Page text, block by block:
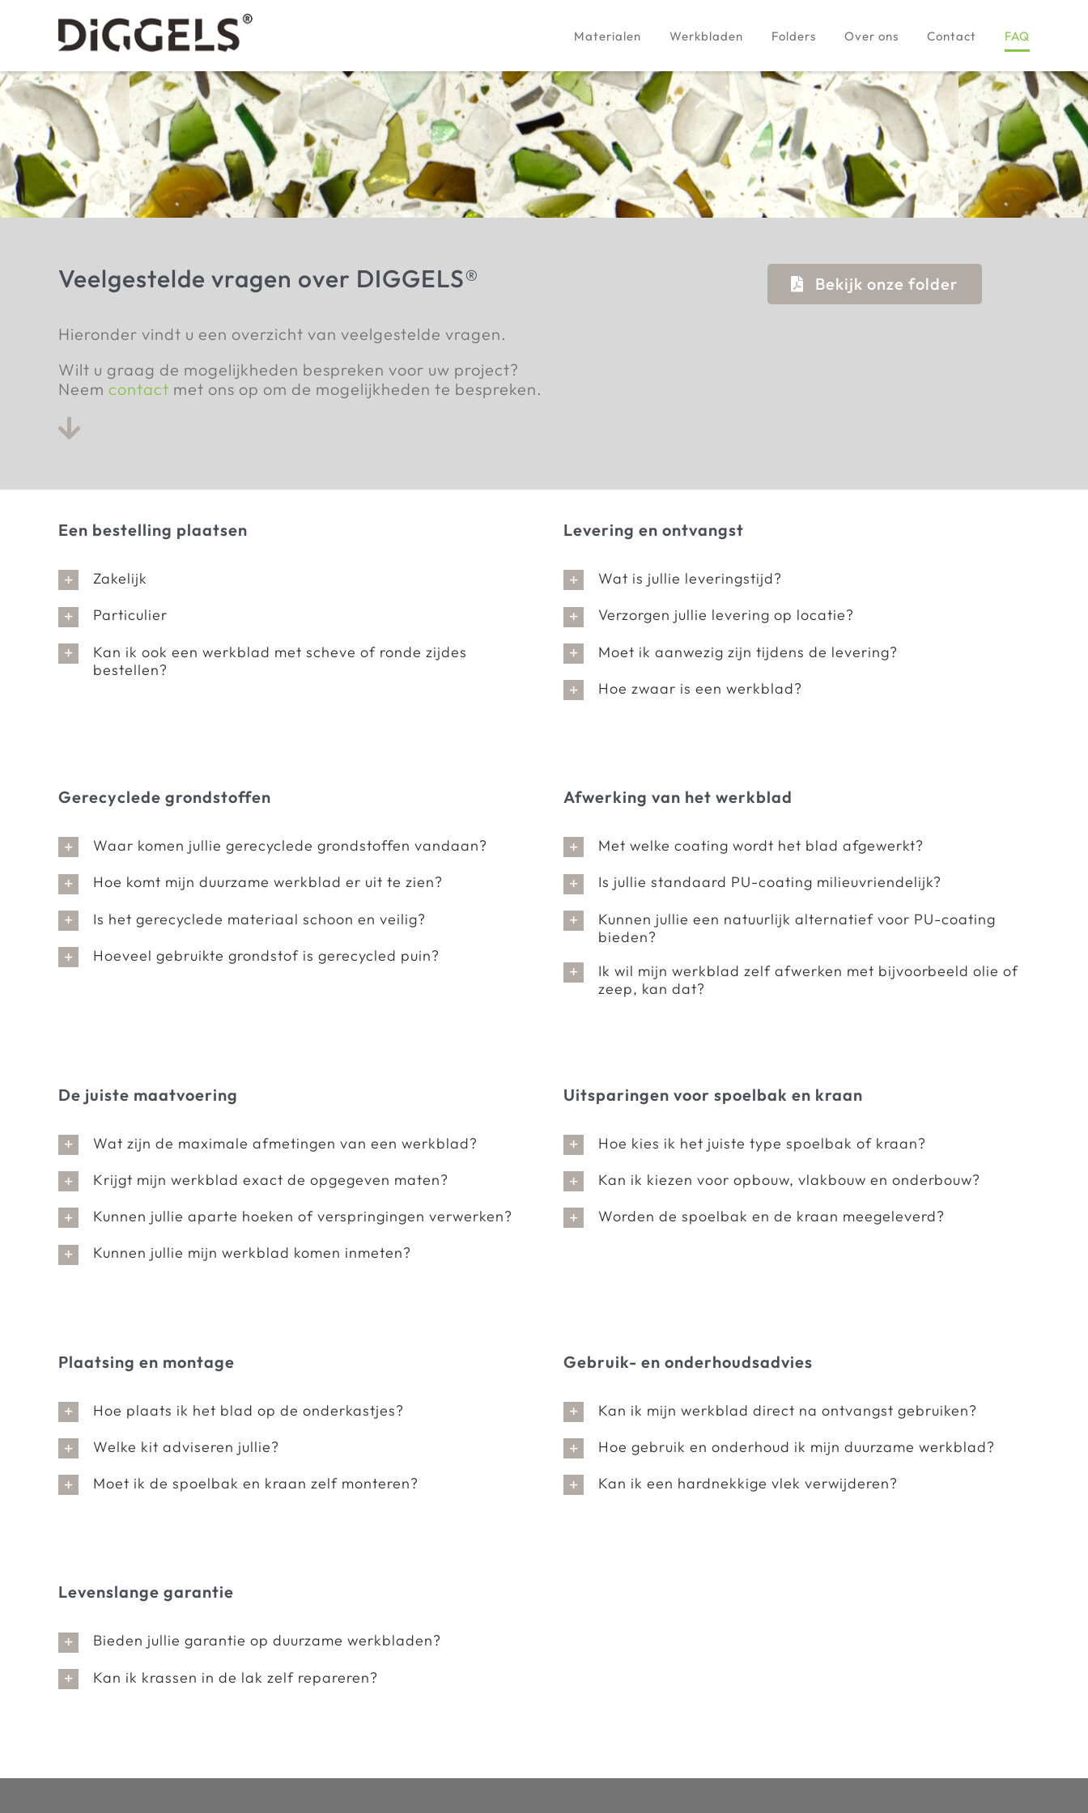
Materialen Werkbladen Folders Over ons Contact FAQ
Veelgestelde vragen over DIGGELS®
Hieronder vindt u een overzicht van veelgestelde vragen.
Wilt u graag de mogelijkheden bespreken voor uw project?
Neem contact met ons op om de mogelijkheden te bespreken.
Bekijk onze folder
Een bestelling plaatsen
Zakelijk
Particulier
Kan ik ook een werkblad met scheve of ronde zijdes
bestellen?
Levering en ontvangst
Wat is jullie leveringstijd?
Verzorgen jullie levering op locatie?
Moet ik aanwezig zijn tijdens de levering?
Hoe zwaar is een werkblad?
Gerecyclede grondstoffen
Waar komen jullie gerecyclede grondstoffen vandaan?
Hoe komt mijn duurzame werkblad er uit te zien?
Is het gerecyclede materiaal schoon en veilig?
Hoeveel gebruikte grondstof is gerecycled puin?
Afwerking van het werkblad
Met welke coating wordt het blad afgewerkt?
Is jullie standaard PU-coating milieuvriendelijk?
Kunnen jullie een natuurlijk alternatief voor PU-coating
bieden?
Ik wil mijn werkblad zelf afwerken met bijvoorbeeld olie of
zeep, kan dat?
De juiste maatvoering
Wat zijn de maximale afmetingen van een werkblad?
Krijgt mijn werkblad exact de opgegeven maten?
Kunnen jullie aparte hoeken of verspringingen verwerken?
Kunnen jullie mijn werkblad komen inmeten?
Uitsparingen voor spoelbak en kraan
Hoe kies ik het juiste type spoelbak of kraan?
Kan ik kiezen voor opbouw, vlakbouw en onderbouw?
Worden de spoelbak en de kraan meegeleverd?
Plaatsing en montage
Hoe plaats ik het blad op de onderkastjes?
Welke kit adviseren jullie?
Moet ik de spoelbak en kraan zelf monteren?
Gebruik- en onderhoudsadvies
Kan ik mijn werkblad direct na ontvangst gebruiken?
Hoe gebruik en onderhoud ik mijn duurzame werkblad?
Kan ik een hardnekkige vlek verwijderen?
Levenslange garantie
Bieden jullie garantie op duurzame werkbladen?
Kan ik krassen in de lak zelf repareren?